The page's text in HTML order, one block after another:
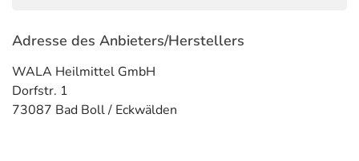
Adresse des Anbieters/Herstellers
WALA Heilmittel GmbH
Dorfstr. 1
73087 Bad Boll / Eckwälden